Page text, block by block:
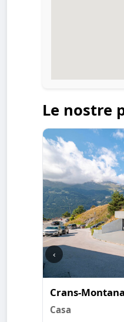
Le nostre
‹
Crans-Montana
Casa